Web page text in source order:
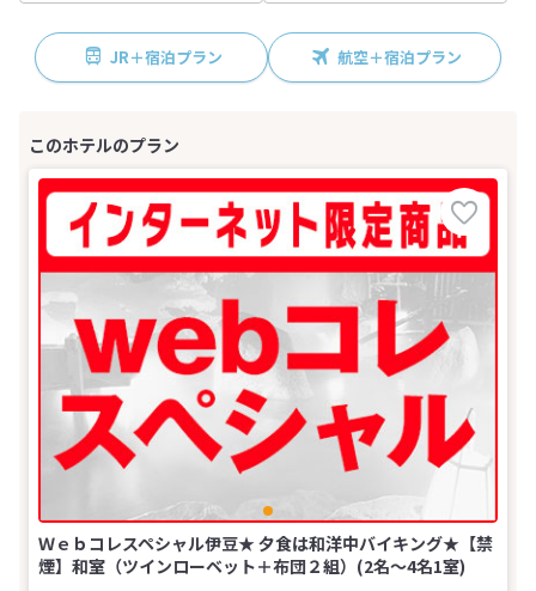
JR＋宿泊プラン 航空＋宿泊プラン
Ｗｅｂコレスペシャル伊豆★ 夕食は和洋中バイキング★【禁
煙】和室（ツインローベット＋布団２組）(2名～4名1室)